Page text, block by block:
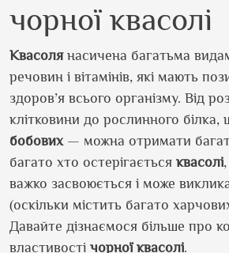
чорної квасолі
Квасолянасичена багатьма
речовин і вітамінів, які мають
здоров’я всього організму. Від
клітковини до рослинного білка,
бобових— можна отримати
багато хто остерігається квасолі
важко засвоюється і може
(оскільки містить багато
Давайте дізнаємося більше про
властивості чорної квасолі.